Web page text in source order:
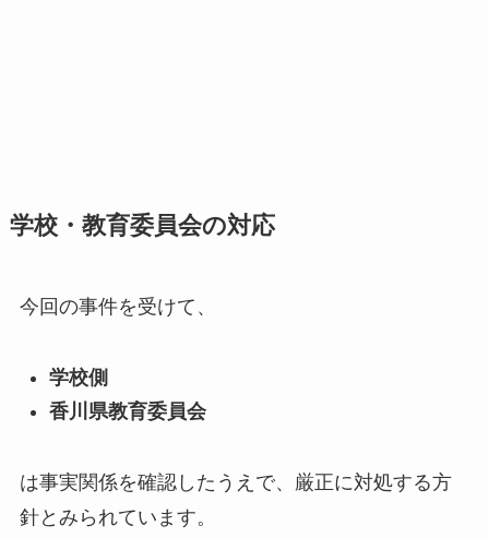
学校・教育委員会の対応
今回の事件を受けて、
学校側
香川県教育委員会
は事実関係を確認したうえで、厳正に対処する方
針とみられています。